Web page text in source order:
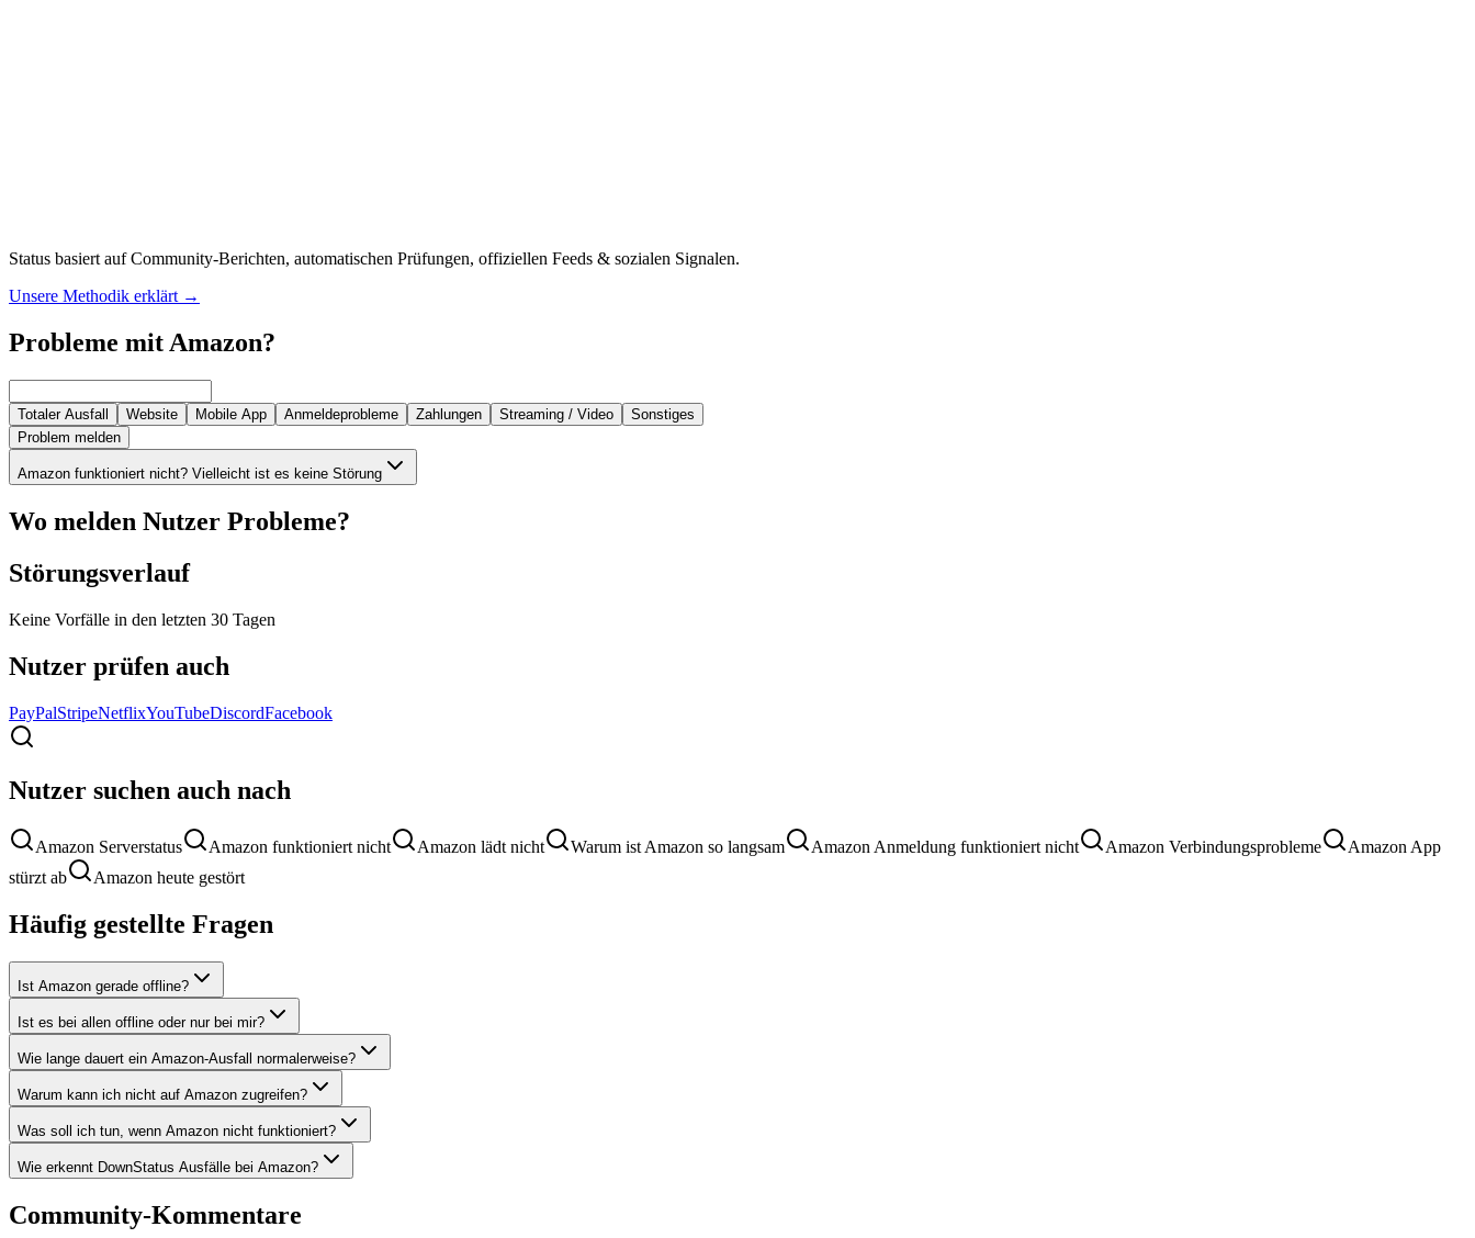
Status basiert auf Community-Berichten, automatischen Prüfungen, offiziellen Feeds & sozialen Signalen.
Unsere Methodik erklärt →
Probleme mit Amazon?
Totaler Ausfall Website Mobile App Anmeldeprobleme Zahlungen Streaming / Video
Sonstiges
Problem melden
Amazon funktioniert nicht? Vielleicht ist es keine Störung
Wo melden Nutzer Probleme?
Störungsverlauf
Keine Vorfälle in den letzten 30 Tagen
Nutzer prüfen auch
PayPalStripeNetflixYouTubeDiscordFacebook
Nutzer suchen auch nach
Amazon Serverstatus Amazon funktioniert nicht Amazon lädt nicht Warum ist Amazon so langsam Amazon Anmeldung funktioniert nicht Amazon Verbindungsprobleme
Amazon App
stürzt ab
Amazon heute gestört
Häufig gestellte Fragen
Ist Amazon gerade offline?
Ist es bei allen offline oder nur bei mir?
Wie lange dauert ein Amazon-Ausfall normalerweise?
Warum kann ich nicht auf Amazon zugreifen?
Was soll ich tun, wenn Amazon nicht funktioniert?
Wie erkennt DownStatus Ausfälle bei Amazon?
Community-Kommentare